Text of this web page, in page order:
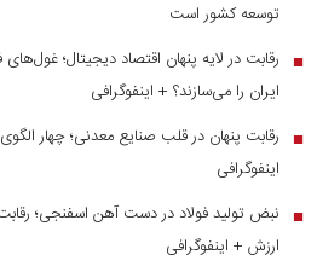
توسعه کشور است
■
رقابت در لایه پنهان اقتصاد دیجیتال؛ غول‌های
ایران را می‌سازند؟ + اینفوگرافی
■
رقابت پنهان در قلب صنایع معدنی؛ چهار
اینفوگرافی
■
نبض تولید فولاد در دست آهن اسفنجی؛
ارزش + اینفوگرافی